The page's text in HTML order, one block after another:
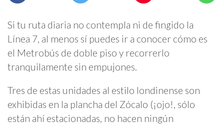
Si tu ruta diaria no contempla ni de fingido la
Línea 7, al menos sí puedes ir a conocer cómo es
el Metrobús de doble piso y recorrerlo
tranquilamente sin empujones.
Tres de estas unidades al estilo londinense son
exhibidas en la plancha del Zócalo (¡ojo!, sólo
están ahí estacionadas, no hacen ningún